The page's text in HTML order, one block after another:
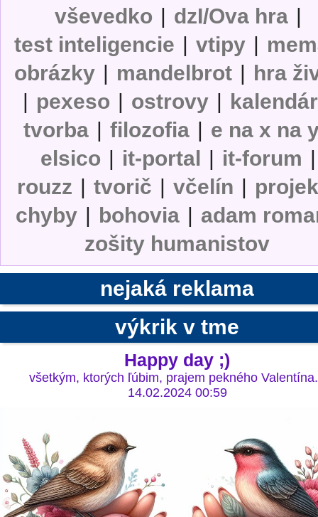
vševedko | dzI/Ova hra |
test inteligencie | vtipy |
obrázky | mandelbrot | hra
| pexeso | ostrovy | kalendár
tvorba | filozofia | e na x na
elsico | it-portal | it-forum |
rouzz | tvorič | včelín |
chyby | bohovia | adam
zošity humanistov
nejaká reklama
výkrik v tme
Happy day ;)
všetkým, ktorých ľúbim, prajem pekného
14.02.2024 00:59